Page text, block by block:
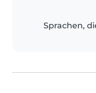
Sprachen,